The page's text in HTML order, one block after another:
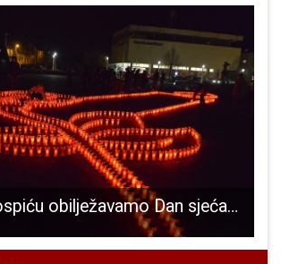
Danas u Gospiću obilježavamo Dan sjećanja na žrtvu Vukovara